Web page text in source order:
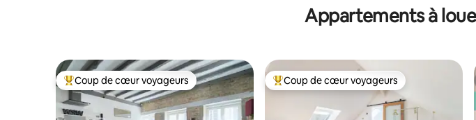
Appartements à
Coup de cœur voyageurs parmi les plus aimés
Coup de cœur voyageurs Coup de cœur voyageurs parmi les plus
Coup de cœur voyageurs